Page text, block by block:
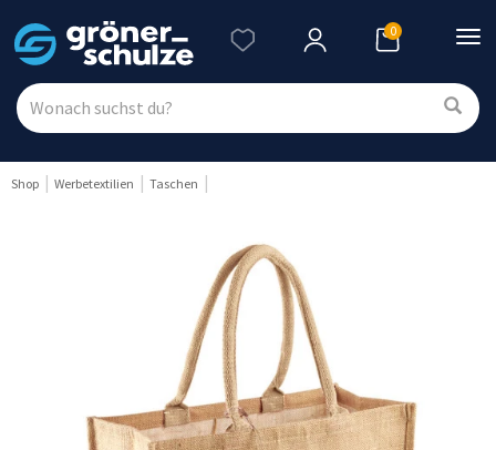
0
Shop Werbetextilien Taschen